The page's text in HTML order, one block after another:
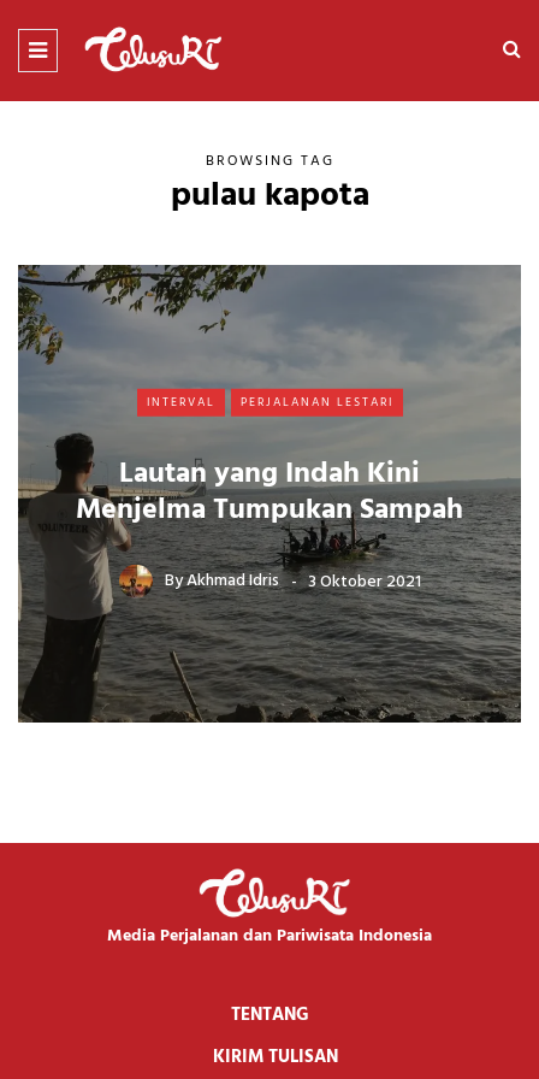
BROWSING TAG
pulau kapota
INTERVAL PERJALANAN LESTARI
Lautan yang Indah Kini
Menjelma Tumpukan Sampah
ByAkhmad Idris 3 Oktober 2021
Media Perjalanan dan Pariwisata Indonesia
TENTANG
KIRIM TULISAN